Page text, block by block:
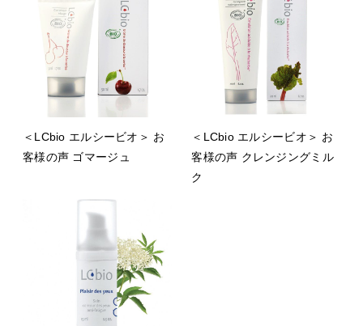
＜LCbio エルシービオ＞ お
客様の声 ゴマージュ
＜LCbio エルシービオ＞ お
客様の声 クレンジングミル
ク